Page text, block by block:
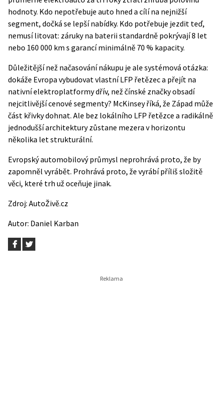
hodnoty. Kdo nepotřebuje auto hned a cílí na nejnižší
segment, dočká se lepší nabídky. Kdo potřebuje jezdit teď,
nemusí litovat: záruky na baterii standardně pokrývají 8 let
nebo 160 000 km s garancí minimálně 70 % kapacity.
Důležitější než načasování nákupu je ale systémová otázka:
dokáže Evropa vybudovat vlastní LFP řetězec a přejít na
nativní elektroplatformy dřív, než čínské značky obsadí
nejcitlivější cenové segmenty? McKinsey říká, že Západ může
část křivky dohnat. Ale bez lokálního LFP řetězce a radikálně
jednodušší architektury zůstane mezera v horizontu
několika let strukturální.
Evropský automobilový průmysl neprohrává proto, že by
zapomněl vyrábět. Prohrává proto, že vyrábí příliš složitě
věci, které trh už oceňuje jinak.
Zdroj: AutoŽivě.cz
Autor: Daniel Karban